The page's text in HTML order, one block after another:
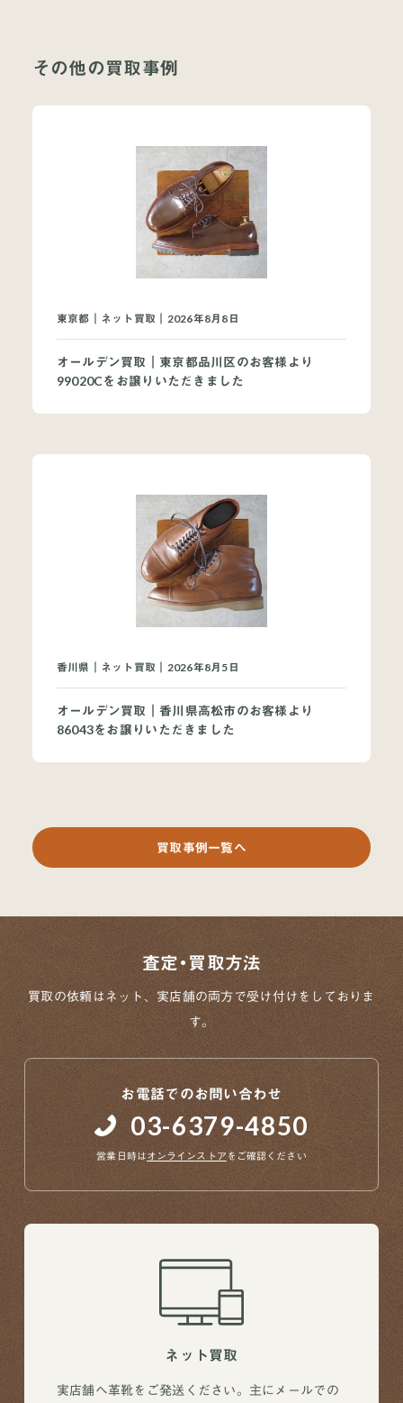
よくあるご質問
オンラインショップ
その他の買取事例
東京都｜ネット買取｜2026年8月8日
オールデン買取｜東京都品川区のお客様より
99020Cをお譲りいただきました
香川県｜ネット買取｜2026年8月5日
オールデン買取｜香川県高松市のお客様より
86043をお譲りいただきました
買取事例一覧へ
査定・買取方法
買取の依頼はネット、実店舗の両方で受け付けをしておりま
す。
お電話でのお問い合わせ
03-6379-4850
営業日時はオンラインストア をご確認ください
ネット買取
実店舗へ革靴をご発送ください。主にメールでの
買取ブランドページ